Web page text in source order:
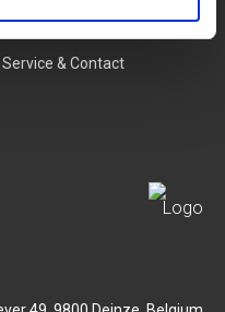
Service & Contact